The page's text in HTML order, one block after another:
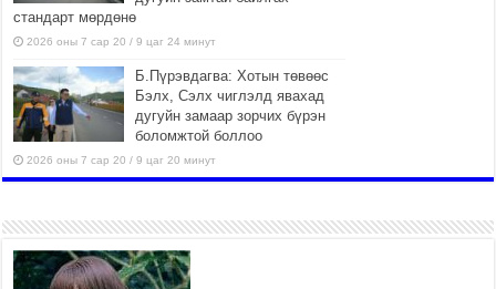
стандарт мөрдөнө
2026 оны 7 сар 20 / 9 цаг 24 минут
Б.Пүрэвдагва: Хотын төвөөс
Бэлх, Сэлх чиглэлд явахад
дугуйн замаар зорчих бүрэн
боломжтой боллоо
2026 оны 7 сар 20 / 9 цаг 20 минут
шугам хоолойн ажил 80
хувьтай үргэлжилж байна
2026 оны 7 сар 20 / 9 цаг 14 минут